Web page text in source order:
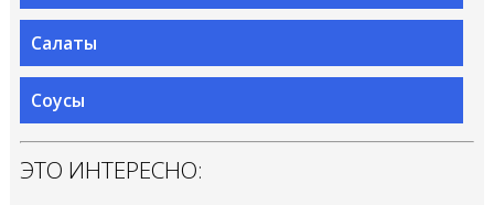
Салаты
Соусы
ЭТО ИНТЕРЕСНО: